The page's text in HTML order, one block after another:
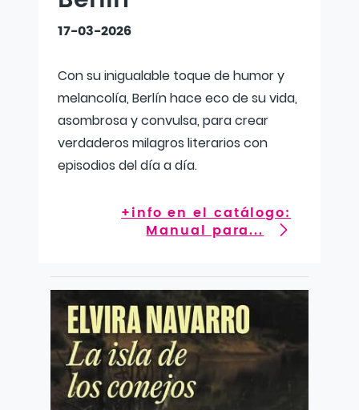
17-03-2026
Con su inigualable toque de humor y
melancolía, Berlín hace eco de su vida,
asombrosa y convulsa, para crear
verdaderos milagros literarios con
episodios del día a día.
+info en el catálogo:
Manual para...